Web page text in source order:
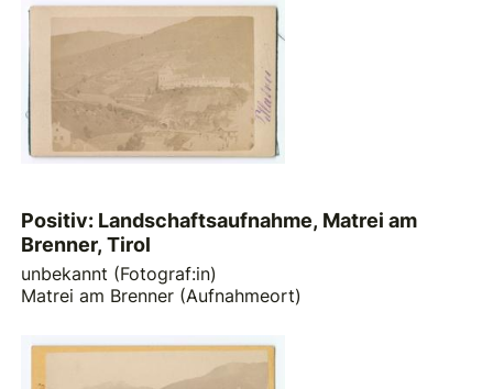
Positiv: Landschaftsaufnahme, Matrei am
Brenner, Tirol
unbekannt (Fotograf:in)
Matrei am Brenner (Aufnahmeort)